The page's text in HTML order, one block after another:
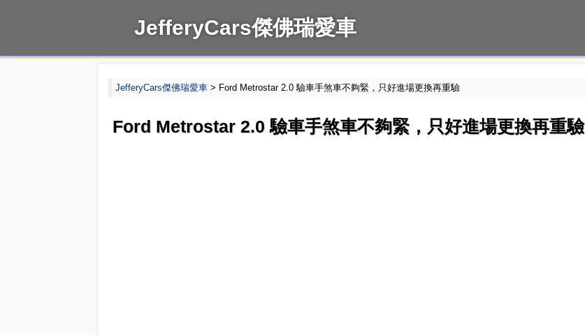
JefferyCars傑佛瑞愛車
JefferyCars傑佛瑞愛車> Ford Metrostar 2.0 驗車手煞車不夠緊，只好進場更換再重驗
Ford Metrostar 2.0 驗車手煞車不夠緊，只好進場更換再重驗